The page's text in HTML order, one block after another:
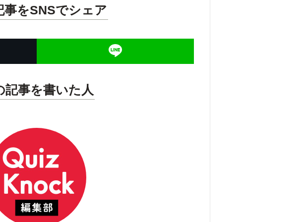
事をSNSでシェア
記事を書いた人